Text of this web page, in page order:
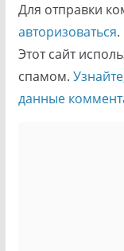
Для отправки
авторизоваться.
Этот сайт
спамом.
данные